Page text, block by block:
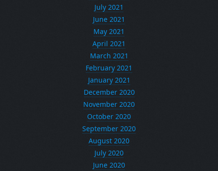
July 2021
June 2021
May 2021
April 2021
March 2021
February 2021
January 2021
December 2020
November 2020
October 2020
September 2020
August 2020
July 2020
June 2020